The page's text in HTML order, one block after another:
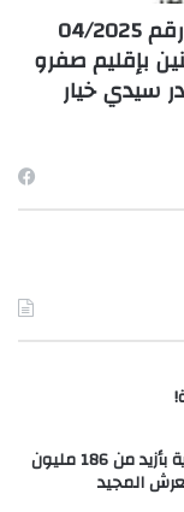
إعلان عن طلب عروض مفتوح وطني رقم 04/2025
بإقليم صفرو
سيدي خيار
عامل إقليم صفرو يطلق ويدشن مشاريع تنموية بأزيد من 186 مليون
المجيد